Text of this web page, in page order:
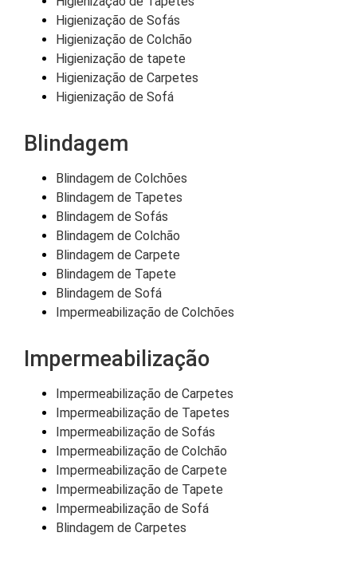
Higienização de Sofás
Higienização de Colchão
Higienização de tapete
Higienização de Carpetes
Higienização de Sofá
Blindagem
Blindagem de Colchões
Blindagem de Tapetes
Blindagem de Sofás
Blindagem de Colchão
Blindagem de Carpete
Blindagem de Tapete
Blindagem de Sofá
Impermeabilização de Colchões
Impermeabilização
Impermeabilização de Carpetes
Impermeabilização de Tapetes
Impermeabilização de Sofás
Impermeabilização de Colchão
Impermeabilização de Carpete
Impermeabilização de Tapete
Impermeabilização de Sofá
Blindagem de Carpetes